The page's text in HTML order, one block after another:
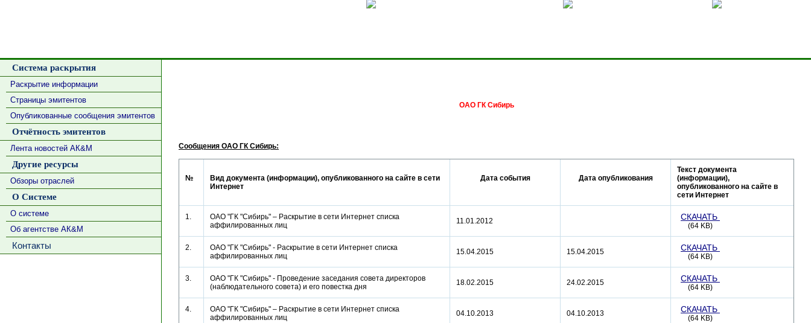
Система раскрытия
Раскрытие информации
Страницы эмитентов
Опубликованные сообщения эмитентов
Отчётность эмитентов
Лента новостей АК&М
Другие ресурсы
Обзоры отраслей
О Системе
О системе
Об агентстве АК&М
Контакты
ОАО ГК Сибирь
Сообщения ОАО ГК Сибирь:
№
Вид документа (информации), опубликованного на сайте в сети
Интернет
Дата события Дата опубликования
Текст документа
(информации),
опубликованного на сайте в
сети Интернет
1.
ОАО "ГК "Сибирь" – Раскрытие в сети Интернет списка
аффилированных лиц
11.01.2012 СКАЧАТЬ
(64 KB)
2.
ОАО "ГК "Сибирь" - Раскрытие в сети Интернет списка
аффилированных лиц
15.04.2015 15.04.2015 СКАЧАТЬ
(64 KB)
3.
ОАО "ГК "Сибирь" - Проведение заседания совета директоров
(наблюдательного совета) и его повестка дня
18.02.2015 24.02.2015 СКАЧАТЬ
(64 KB)
4.
ОАО "ГК "Сибирь" – Раскрытие в сети Интернет списка
аффилированных лиц
04.10.2013 04.10.2013 СКАЧАТЬ
(64 KB)